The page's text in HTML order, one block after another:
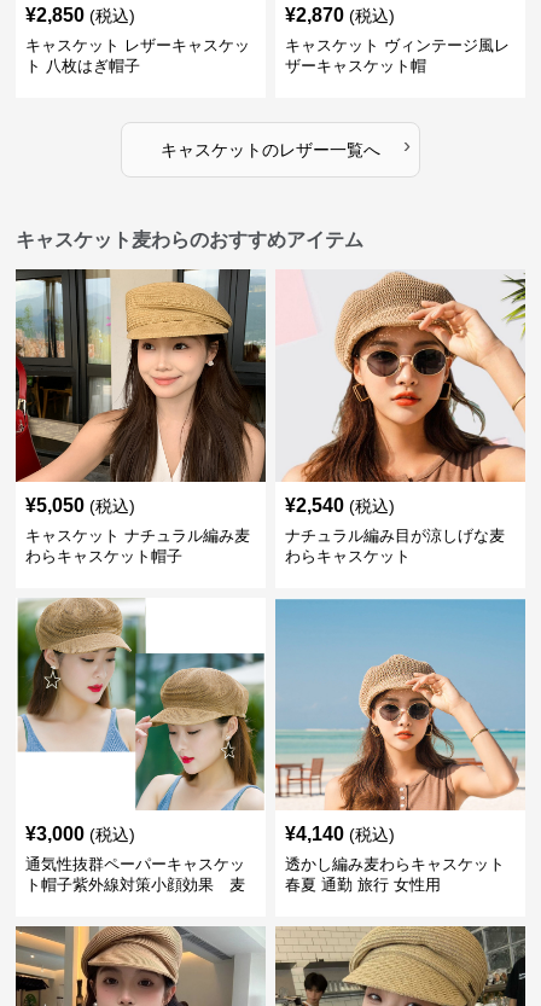
¥2,850 (税込)
キャスケット レザーキャスケッ
ト 八枚はぎ帽子
¥2,870 (税込)
キャスケット ヴィンテージ風レ
ザーキャスケット帽
キャスケットのレザー一覧へ ›
キャスケット麦わらのおすすめアイテム
¥5,050 (税込)
キャスケット ナチュラル編み麦
わらキャスケット帽子
¥2,540 (税込)
ナチュラル編み目が涼しげな麦
わらキャスケット
¥3,000 (税込)
通気性抜群ペーパーキャスケッ
ト帽子紫外線対策小顔効果 麦
¥4,140 (税込)
透かし編み麦わらキャスケット
春夏 通勤 旅行 女性用